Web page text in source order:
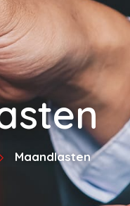
Maandlasten